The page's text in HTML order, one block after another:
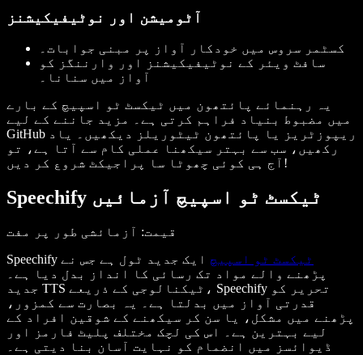
آٹومیشن اور نوٹیفیکیشنز
کسٹمر سروس میں خودکار آواز پر مبنی جوابات۔
سافٹ ویئر کے نوٹیفیکیشنز اور وارننگز کو
آواز میں سنانا۔
یہ رہنمائے پائتھون میں ٹیکسٹ ٹو اسپیچ کے بارے
میں مضبوط بنیاد فراہم کرتی ہے۔ مزید جاننے کے لیے
GitHub ریپوزٹریز یا پائتھون ٹیٹوریلز دیکھیں۔ یاد
رکھیں، سب سے بہتر سیکھنا عملی کام سے آتا ہے، تو
آج ہی کوئی چھوٹا سا پراجیکٹ شروع کر دیں!
Speechify ٹیکسٹ ٹو اسپیچ آزمائیں
قیمت: آزمائشی طور پر مفت
Speechify
ٹیکسٹ ٹو اسپیچ ایک جدید ٹول ہے جس نے
پڑھنے والے مواد تک رسائی کا انداز بدل دیا ہے۔
جدید TTS ٹیکنالوجی کے ذریعے، Speechify تحریر کو
قدرتی آواز میں بدلتا ہے۔ یہ بصارت سے کمزور،
پڑھنے میں مشکل، یا سن کر سیکھنے کے شوقین افراد کے
لیے بہترین ہے۔ اس کی لچک مختلف پلیٹ فارمز اور
ڈیوائسز میں انضمام کو نہایت آسان بنا دیتی ہے۔